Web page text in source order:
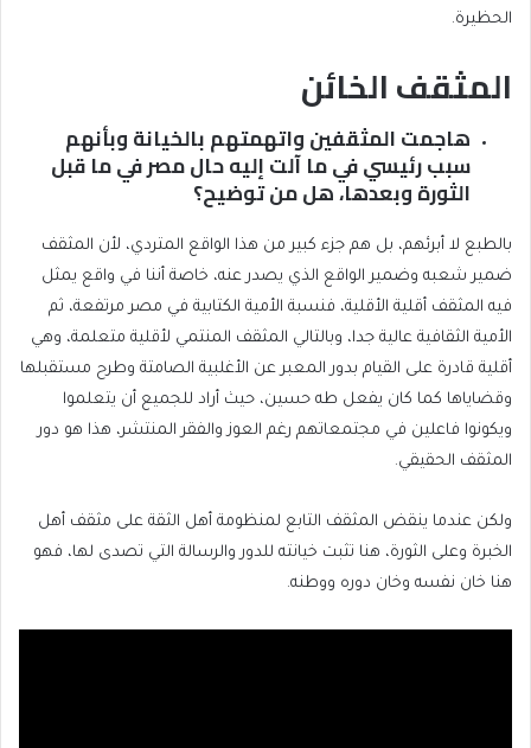
الحظيرة.
المثقف الخائن
هاجمت المثقفين واتهمتهم بالخيانة وبأنهم
سبب رئيسي في ما آلت إليه حال مصر في ما قبل
الثورة وبعدها، هل من توضيح؟
بالطبع لا أبرئهم، بل هم جزء كبير من هذا الواقع المتردي، لأن المثقف
ضمير شعبه وضمير الواقع الذي يصدر عنه، خاصة أننا في واقع يمثل
فيه المثقف أقلية الأقلية، فنسبة الأمية الكتابية في مصر مرتفعة، ثم
الأمية الثقافية عالية جدا، وبالتالي المثقف المنتمي لأقلية متعلمة، وهي
أقلية قادرة على القيام بدور المعبر عن الأغلبية الصامتة وطرح مستقبلها
وقضاياها كما كان يفعل طه حسين، حيث أراد للجميع أن يتعلموا
ويكونوا فاعلين في مجتمعاتهم رغم العوز والفقر المنتشر، هذا هو دور
المثقف الحقيقي.
ولكن عندما ينقض المثقف التابع لمنظومة أهل الثقة على مثقف أهل
الخبرة وعلى الثورة، هنا تثبت خيانته للدور والرسالة التي تصدى لها، فهو
هنا خان نفسه وخان دوره ووطنه.